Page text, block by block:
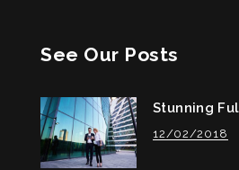
See Our Posts
Stunning
12/02/2018